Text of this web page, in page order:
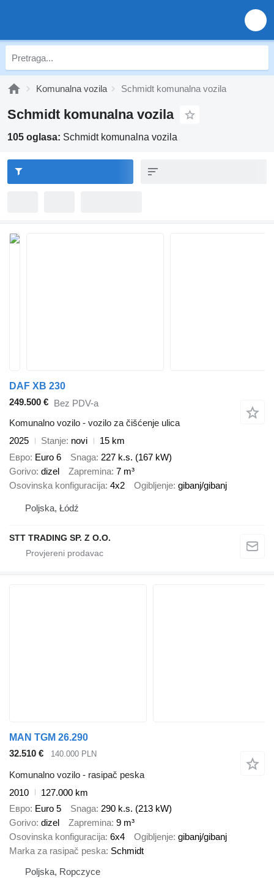
Komunalna vozila Schmidt komunalna vozila
Schmidt komunalna vozila
105 oglasa: Schmidt komunalna vozila
DAF XB 230
249.500 € Bez PDV-a
Komunalno vozilo - vozilo za čišćenje ulica
2025
Stanje novi
15 km
Евро Euro 6 Snaga 227 k.s. (167 kW)
Gorivo dizel Zapremina 7 m³
Osovinska konfiguracija 4x2 Ogibljenje gibanj/gibanj
Poljska, Łódź
STT TRADING SP. Z O.O.
MAN TGM 26.290
32.510 €
140.000 PLN
Komunalno vozilo - rasipač peska
2010
127.000 km
Евро Euro 5 Snaga 290 k.s. (213 kW)
Gorivo dizel Zapremina 9 m³
Osovinska konfiguracija 6x4 Ogibljenje gibanj/gibanj
Marka za rasipač peska Schmidt
Poljska, Ropczyce